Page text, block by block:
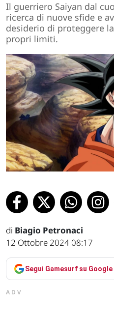
Il guerriero Saiyan dal
ricerca di nuove sfide e
desiderio di proteggere
propri limiti.
di Biagio Petronaci
12 Ottobre 2024 08:17
Segui Gamesurf su Google
ADV